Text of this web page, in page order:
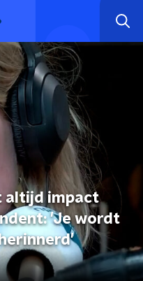
altijd impact
'Je wordt